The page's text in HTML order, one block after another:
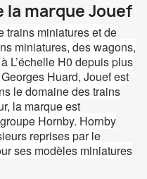
la marque Jouef
trains miniatures et de
miniatures, des wagons,
L’échelle H0 depuis plus
Huard, Jouef est
le domaine des trains
la marque est
Hornby. Hornby
reprises par le
ses modèles miniatures